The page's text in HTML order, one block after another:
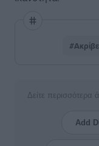
Δείτε
Add